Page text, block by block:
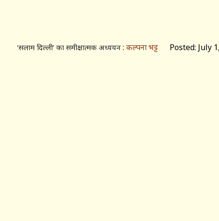
‘सलाम दिल्ली’ का समीक्षात्मक अध्ययन : कल्पना भट्ट Posted: July